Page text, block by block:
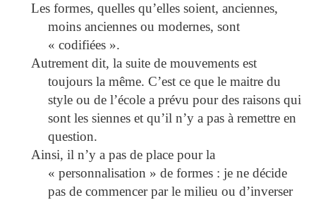
Les formes, quelles qu’elles soient, anciennes,
moins anciennes ou modernes, sont
« codifiées ».
Autrement dit, la suite de mouvements est
toujours la même. C’est ce que le maitre du
style ou de l’école a prévu pour des raisons qui
sont les siennes et qu’il n’y a pas à remettre en
question.
Ainsi, il n’y a pas de place pour la
« personnalisation » de formes : je ne décide
pas de commencer par le milieu ou d’inverser